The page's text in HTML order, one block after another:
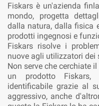
Fiskars è un'azienda
mondo, progetta
dalla natura, dalla fisica
prodotti ingegnosi e
Fiskars risolve i
nuove agli utilizzatori dei
Non serve che cerchiate
un prodotto
identificabile grazie al
aggressivo, anche